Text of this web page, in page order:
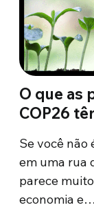
O que as
COP26
Se você
em uma rua
parece
economia e…